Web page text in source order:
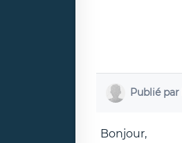
Publié par
Bonjour,